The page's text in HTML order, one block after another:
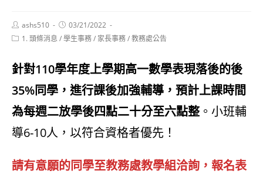
Post
author:
ashs510
Post
published:
03/21/2022
Post1. 頭條消息 /學生事務/ 家長事務/教務處公告
針對110學年度上學期高一數學表現落後的後
35%同學，進行課後加強輔導，預計上課時間
為每週二放學後四點二十分至六點整。小班輔
導6-10人，以符合資格者優先！
請有意願的同學至教務處教學組洽詢，報名表